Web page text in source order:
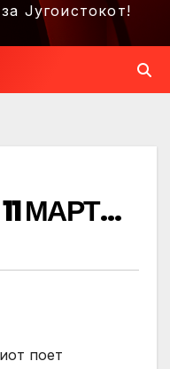
Југоистокот!
МАРТ…
поет